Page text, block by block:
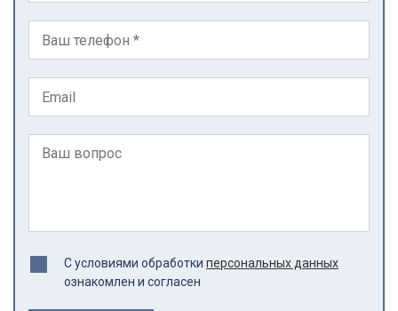
С условиями обработки персональных данных
ознакомлен и согласен